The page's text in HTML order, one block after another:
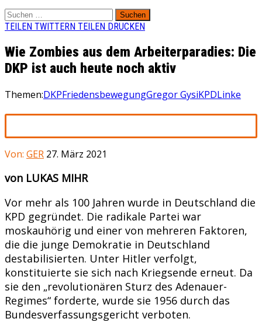
Suchen
nach:
TEILEN TWITTERN TEILEN DRUCKEN
Wie Zombies aus dem Arbeiterparadies: Die
DKP ist auch heute noch aktiv
Themen:DKPFriedensbewegungGregor GysiKPDLinke
Von: GER 27. März 2021
von LUKAS MIHR
Vor mehr als 100 Jahren wurde in Deutschland die
KPD gegründet. Die radikale Partei war
moskauhörig und einer von mehreren Faktoren,
die die junge Demokratie in Deutschland
destabilisierten. Unter Hitler verfolgt,
konstituierte sie sich nach Kriegsende erneut. Da
sie den „revolutionären Sturz des Adenauer-
Regimes“ forderte, wurde sie 1956 durch das
Bundesverfassungsgericht verboten.